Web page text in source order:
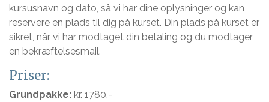
kursusnavn og dato, så vi har dine oplysninger og kan
reservere en plads til dig på kurset. Din plads på kurset er
sikret, når vi har modtaget din betaling og du modtager
en bekræftelsesmail.
Priser:
Grundpakke: kr. 1780,-